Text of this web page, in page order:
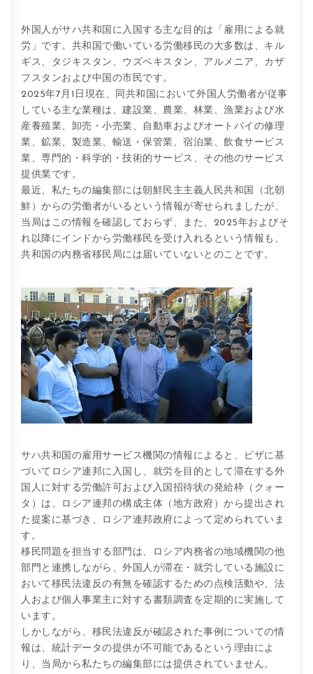
外国人がサハ共和国に入国する主な目的は「雇用による就
労」です。共和国で働いている労働移民の大多数は、キル
ギス、タジキスタン、ウズベキスタン、アルメニア、カザ
フスタンおよび中国の市民です。
2025年7月1日現在、同共和国において外国人労働者が従事
している主な業種は、建設業、農業、林業、漁業および水
産養殖業、卸売・小売業、自動車およびオートバイの修理
業、鉱業、製造業、輸送・保管業、宿泊業、飲食サービス
業、専門的・科学的・技術的サービス、その他のサービス
提供業です。
最近、私たちの編集部には朝鮮民主主義人民共和国（北朝
鮮）からの労働者がいるという情報が寄せられましたが、
当局はこの情報を確認しておらず、また、2025年およびそ
れ以降にインドから労働移民を受け入れるという情報も、
共和国の内務省移民局には届いていないとのことです。
サハ共和国の雇用サービス機関の情報によると、ビザに基
づいてロシア連邦に入国し、就労を目的として滞在する外
国人に対する労働許可および入国招待状の発給枠（クォー
タ）は、ロシア連邦の構成主体（地方政府）から提出され
た提案に基づき、ロシア連邦政府によって定められていま
す。
移民問題を担当する部門は、ロシア内務省の地域機関の他
部門と連携しながら、外国人が滞在・就労している施設に
おいて移民法違反の有無を確認するための点検活動や、法
人および個人事業主に対する書類調査を定期的に実施して
います。
しかしながら、移民法違反が確認された事例についての情
報は、統計データの提供が不可能であるという理由によ
り、当局から私たちの編集部には提供されていません。